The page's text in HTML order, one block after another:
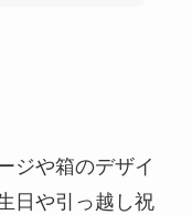
ジや箱のデザイ
日や引っ越し祝